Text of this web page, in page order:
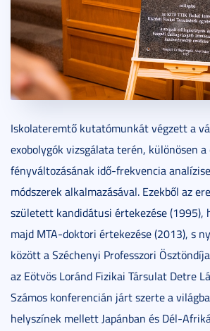
Iskolateremtő kutatómunkát végzett a
exobolygók vizsgálata terén, különösen a
fényváltozásának idő-frekvencia
módszerek alkalmazásával. Ezekből az
született kandidátusi értekezése (1995),
majd MTA-doktori értekezése (2013), s
között a Széchenyi Professzori
az Eötvös Loránd Fizikai Társulat Detre
Számos konferencián járt szerte a
helyszínek mellett Japánban és Dél-